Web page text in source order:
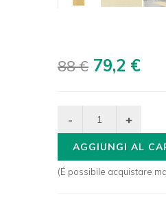
88 € 79,2 €
AGGIUNGI AL
(É possibile acquistare